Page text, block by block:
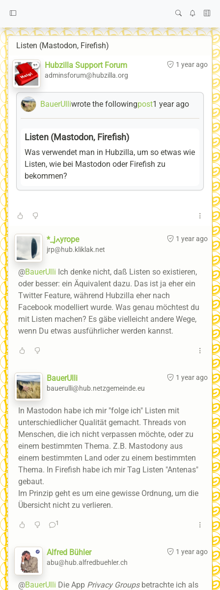
Listen (Mastodon, Firefish)
1 year ago
Hubzilla Support Forum
adminsforum@hubzilla.org
BauerUlliwrote the followingpost1 year ago
Listen (Mastodon, Firefish)
Was verwendet man in Hubzilla, um so etwas wie
Listen, wie bei Mastodon oder Firefish zu
bekommen?
1 year ago *_jߍyrope
jrp@hub.kliklak.net
@BauerUlli Ich denke nicht, daß Listen so existieren,
oder besser: ein Äquivalent dazu. Das ist ja eher ein
Twitter Feature, während Hubzilla eher nach
Facebook modelliert wurde. Was genau möchtest du
mit Listen machen? Es gäbe vielleicht andere Wege,
wenn Du etwas ausführlicher werden kannst.
1 year ago
BauerUlli
bauerulli@hub.netzgemeinde.eu
In Mastodon habe ich mir "folge ich" Listen mit
unterschiedlicher Qualität gemacht. Threads von
Menschen, die ich nicht verpassen möchte, oder zu
einem bestimmten Thema. Z.B. Mastodony aus
einem bestimmten Land oder zu einem bestimmten
Thema. In Firefish habe ich mir Tag Listen "Antenas"
gebaut.
Im Prinzip geht es um eine gewisse Ordnung, um die
Übersicht nicht zu verlieren.
1
1 year ago
Alfred Bühler
abu@hub.alfredbuehler.ch
@BauerUlli Die App Privacy Groupsbetrachte ich als